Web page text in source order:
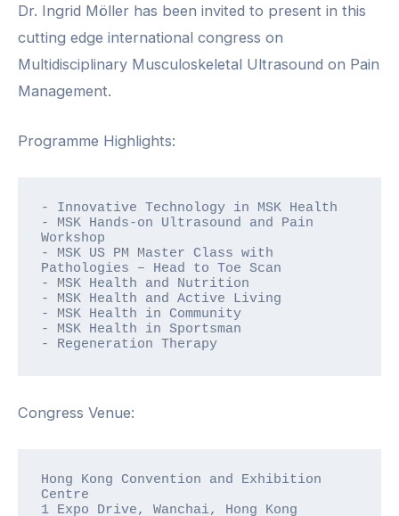
Dr. Ingrid Möller has been invited to present in this
cutting edge international congress on
Multidisciplinary Musculoskeletal Ultrasound on Pain
Management.
Programme Highlights:
- Innovative Technology in MSK Health
- MSK Hands-on Ultrasound and Pain
Workshop
- MSK US PM Master Class with
Pathologies – Head to Toe Scan
- MSK Health and Nutrition
- MSK Health and Active Living
- MSK Health in Community
- MSK Health in Sportsman
- Regeneration Therapy
Congress Venue:
Hong Kong Convention and Exhibition
Centre
1 Expo Drive, Wanchai, Hong Kong